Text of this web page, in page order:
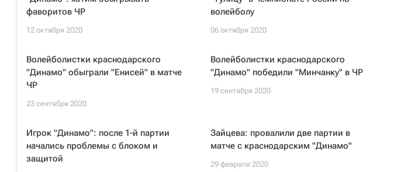
фаворитов ЧР
12 октября 2020
волейболу
06 октября 2020
Волейболистки краснодарского
"Динамо" обыграли "Енисей" в матче
ЧР
23 сентября 2020
Волейболистки краснодарского
"Динамо" победили "Минчанку" в ЧР
19 сентября 2020
Игрок "Динамо": после 1-й партии
начались проблемы с блоком и
защитой
Зайцева: провалили две партии в
матче с краснодарским "Динамо"
29 февраля 2020